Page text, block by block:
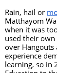
Rain, hail or
Matthayom
when it was
used their
over Hangouts
experience
learning, so in